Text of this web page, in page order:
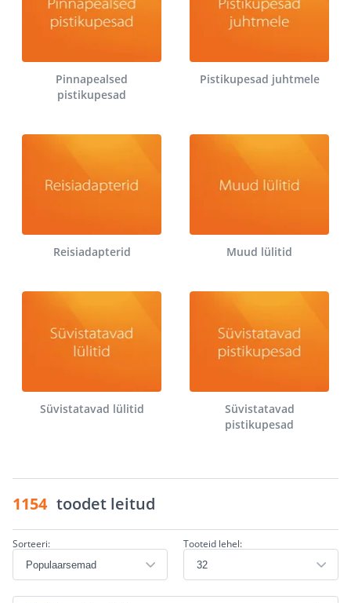
Pinnapealsed
pistikupesad
Pistikupesad juhtmele
Reisiadapterid Muud lülitid
Süvistatavad lülitid
Süvistatavad
pistikupesad
1154 toodet leitud
Sorteeri: Tooteid lehel: